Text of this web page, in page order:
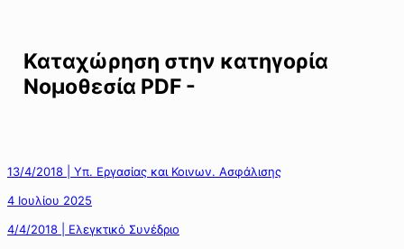
Καταχώρηση στην κατηγορία
Νομοθεσία PDF -
13/4/2018 | Υπ. Εργασίας και Κοινων. Ασφάλισης
4 Ιουλίου 2025
4/4/2018 | Ελεγκτικό Συνέδριο